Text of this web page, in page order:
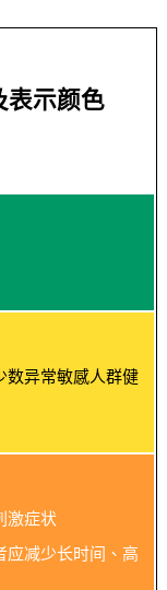
表示颜色
数异常敏感人群健
激症状
应减少长时间、高